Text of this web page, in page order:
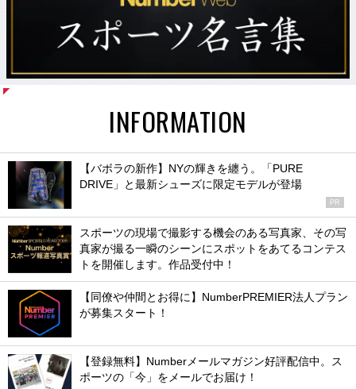
INFORMATION
【バボラの新作】NYの輝きを纏う。「PURE
DRIVE」と最新シューズに限定モデルが登場
PR
スポーツの現場で撮影する機会のある写真家、その写
真家が撮る一瞬のシーンにスポットをあてるコンテス
トを開催します。作品受付中！
【同僚や仲間とお得に】NumberPREMIER法人プラン
が募集スタート！
【登録無料】Numberメールマガジン好評配信中。ス
ポーツの「今」をメールでお届け！